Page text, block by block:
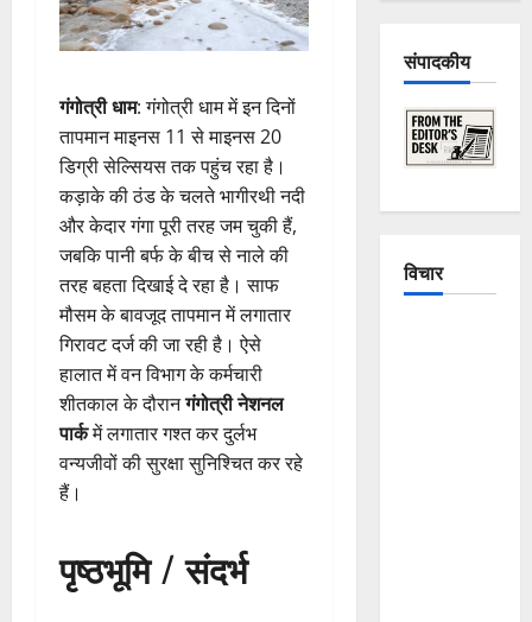
गंगोत्री धाम: गंगोत्री धाम में इन दिनों
तापमान माइनस 11 से माइनस 20
डिग्री सेल्सियस तक पहुंच रहा है।
कड़ाके की ठंड के चलते भागीरथी नदी
और केदार गंगा पूरी तरह जम चुकी हैं,
जबकि पानी बर्फ के बीच से नाले की
तरह बहता दिखाई दे रहा है। साफ
मौसम के बावजूद तापमान में लगातार
गिरावट दर्ज की जा रही है। ऐसे
हालात में वन विभाग के कर्मचारी
शीतकाल के दौरानगंगोत्री नेशनल
पार्कमें लगातार गश्त कर दुर्लभ
वन्यजीवों की सुरक्षा सुनिश्चित कर रहे
हैं।
पृष्ठभूमि / संदर्भ
संपादकीय
विचार